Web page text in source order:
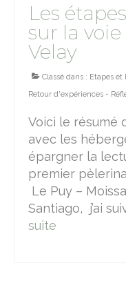
Les
sur la
Velay
Classé dans : Etapes
Retour d'expériences -
Voici le résumé
avec les
épargner la
premier
Le Puy –
Santiago, j’ai
suite­­